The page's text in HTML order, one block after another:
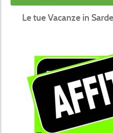
Le tue Vacanze in